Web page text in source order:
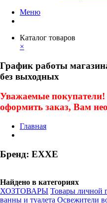
Меню
Каталог товаров
×
График работы
без выходных
Уважаемые
оформить заказ, Вам
Главная
Бренд: EXXE
Найдено в категориях
ХОЗТОВАРЫ Товары личной
ванны и туалета Освежители